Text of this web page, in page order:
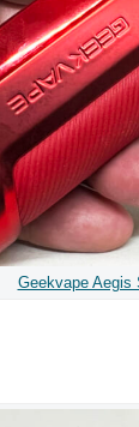
Geekvape Aegis